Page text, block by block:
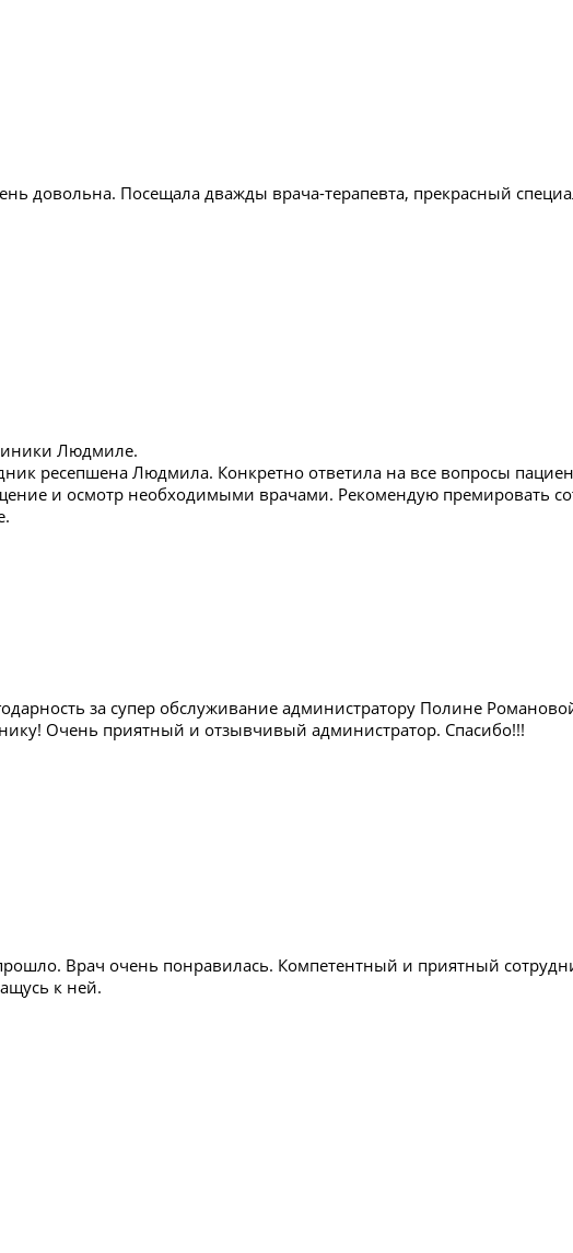
довольна. Посещала дважды врача-терапевта, прекрасный
Людмиле.
ресепшена Людмила. Конкретно ответила на все вопросы
и осмотр необходимыми врачами. Рекомендую премировать
за супер обслуживание администратору Полине
Очень приятный и отзывчивый администратор. Спасибо!!!
Врач очень понравилась. Компетентный и приятный
к ней.